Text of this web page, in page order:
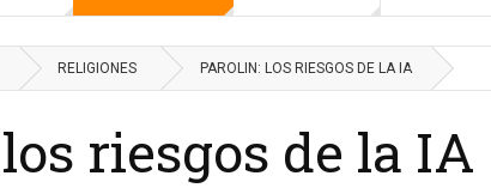
RELIGIONES PAROLIN: LOS RIESGOS DE LA IA
riesgos de la IA